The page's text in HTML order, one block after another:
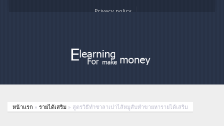
Privacy policy
หน้าแรก »รายได้เสริม » สูตรวิธีทำซาลาเปาไส้หมูสับทำขายหารายได้เสริม